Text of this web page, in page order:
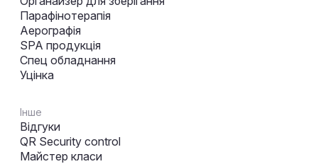
Парафінотерапія
Аерографія
SPA продукція
Спец обладнання
Уцінка
Інше
Відгуки
QR Security control
Майстер класи